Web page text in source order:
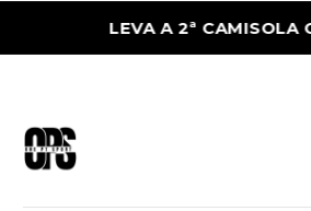
LEVA A 2ª CAMISOLA COM